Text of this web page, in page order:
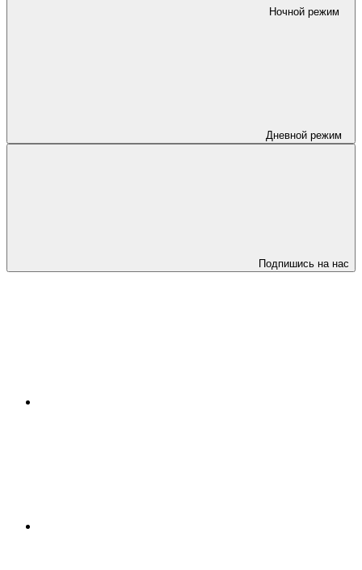
Ночной режим
Дневной режим
Подпишись на нас